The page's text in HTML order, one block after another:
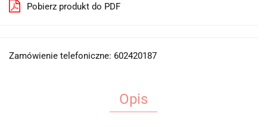
Pobierz produkt do PDF
Zamówienie telefoniczne: 602420187
Opis